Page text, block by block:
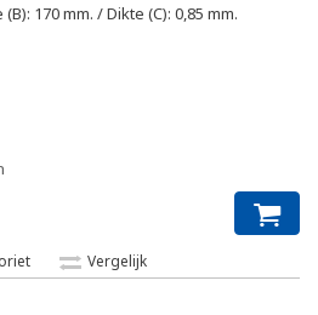
170 mm. / Dikte (C): 0,85 mm.
Vergelijk